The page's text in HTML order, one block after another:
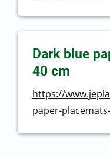
Dark blue
40 cm
https://
paper-